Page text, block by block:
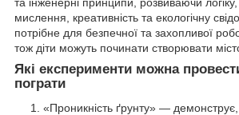
та інженерні принципи, розвиваючи
мислення, креативність та екологічну
потрібне для безпечної та захопливої
тож діти можуть починати створювати
Які експерименти можна
пограти
«Проникність ґрунту» — демонструє,